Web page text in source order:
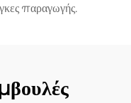
παραγωγής.